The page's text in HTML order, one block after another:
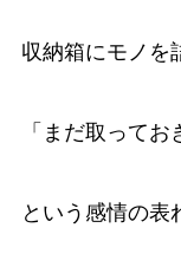
収納箱にモノを
「まだ取って
という感情の表